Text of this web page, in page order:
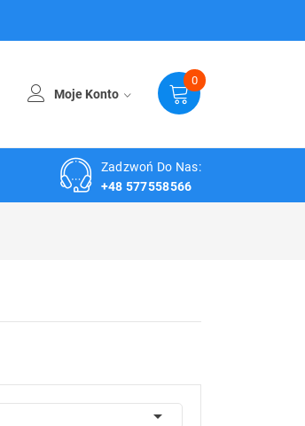
0
Moje Konto
Zadzwoń Do Nas:
+48 577558566
